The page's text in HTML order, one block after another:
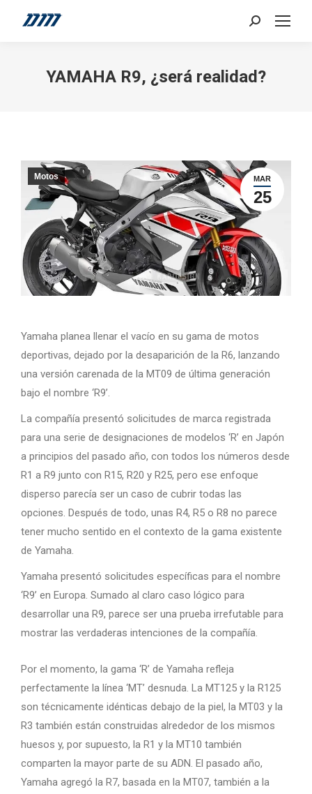
Search:
YAMAHA R9, ¿será realidad?
MAR
25
Motos
Yamaha planea llenar el vacío en su gama de motos
deportivas, dejado por la desaparición de la R6, lanzando
una versión carenada de la MT09 de última generación
bajo el nombre ‘R9’.
La compañía presentó solicitudes de marca registrada
para una serie de designaciones de modelos ‘R’ en Japón
a principios del pasado año, con todos los números desde
R1 a R9 junto con R15, R20 y R25, pero ese enfoque
disperso parecía ser un caso de cubrir todas las
opciones. Después de todo, unas R4, R5 o R8 no parece
tener mucho sentido en el contexto de la gama existente
de Yamaha.
Yamaha presentó solicitudes específicas para el nombre
‘R9’ en Europa. Sumado al claro caso lógico para
desarrollar una R9, parece ser una prueba irrefutable para
mostrar las verdaderas intenciones de la compañía.
Por el momento, la gama ‘R’ de Yamaha refleja
perfectamente la línea ‘MT’ desnuda. La MT125 y la R125
son técnicamente idénticas debajo de la piel, la MT03 y la
R3 también están construidas alrededor de los mismos
huesos y, por supuesto, la R1 y la MT10 también
comparten la mayor parte de su ADN. El pasado año,
Yamaha agregó la R7, basada en la MT07, también a la